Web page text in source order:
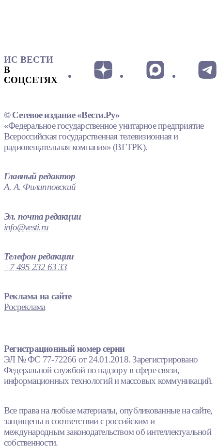
ИС ВЕСТИ
В
СОЦСЕТЯХ
© Сетевое издание «Вести.Ру»
«Федеральное государственное унитарное предприятие
Всероссийская государственная телевизионная и
радиовещательная компания» (ВГТРК).
Главный редактор
А. А. Филипповский
Эл. почта редакции
info@vesti.ru
Телефон редакции
+7 495 232 63 33
Реклама на сайте
Росреклама
Регистрационный номер серии
ЭЛ № ФС 77-72266 от 24.01.2018. Зарегистрировано
Федеральной службой по надзору в сфере связи,
информационных технологий и массовых коммуникаций.
Все права на любые материалы, опубликованные на сайте,
защищены в соответствии с российским и
международным законодательством об интеллектуальной
собственности.